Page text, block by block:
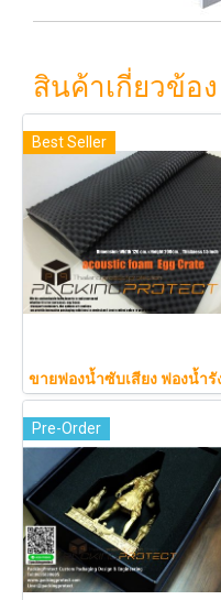
สินค้าเกี่ยวข้อง
Best Seller
Pre-Order